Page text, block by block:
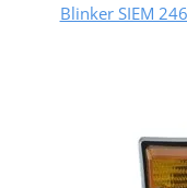
Blinker SIEM